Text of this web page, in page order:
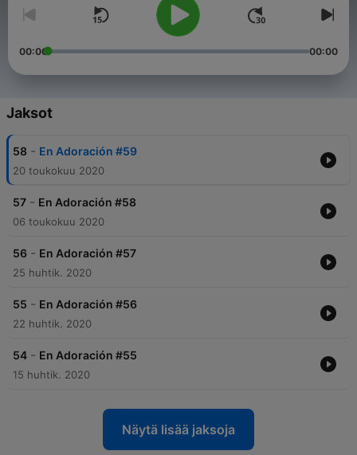
00:00 00:00
Jaksot
58 - En Adoración #59
20 toukokuu 2020
57 - En Adoración #58
06 toukokuu 2020
56 - En Adoración #57
25 huhtik. 2020
55 - En Adoración #56
22 huhtik. 2020
54 - En Adoración #55
15 huhtik. 2020
Näytä lisää jaksoja